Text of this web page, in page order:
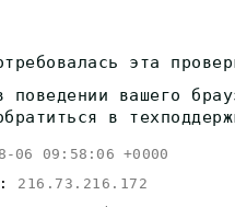
эта
поведении вашего
в
06 09:58:06 +0000
216.73.216.172